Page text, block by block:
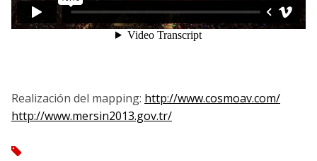
Realización del mapping: http://www.cosmoav.com/
http://www.mersin2013.gov.tr/
tag